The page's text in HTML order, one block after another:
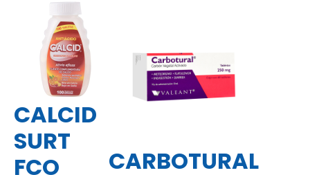
CALCID
SURT
FCO
CARBOTURAL